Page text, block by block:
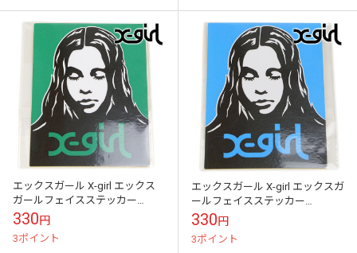
エックスガール X-girl エックス
ガールフェイスステッカー
[105253054026 FW25] X-girl
FACE S...
330円
3ポイント
エックスガール X-girl エックスガ
ールフェイスステッカー
[105253054026 FW25] X-girl FACE
S...
330円
3ポイント